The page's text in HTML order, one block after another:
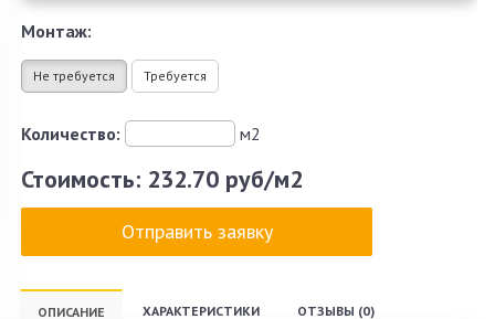
Монтаж:
Не требуется Требуется
Количество: м2
Стоимость: 232.70 руб/м2
Отправить заявку
ОПИСАНИЕ ХАРАКТЕРИСТИКИ ОТЗЫВЫ (0)